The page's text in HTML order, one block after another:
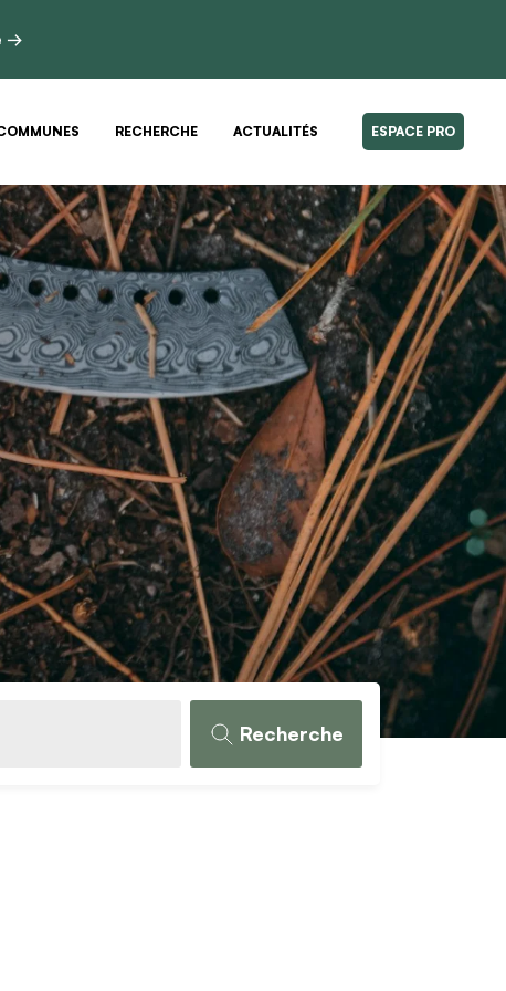
→
RECHERCHE ACTUALITÉS ESPACE PRO
Recherche